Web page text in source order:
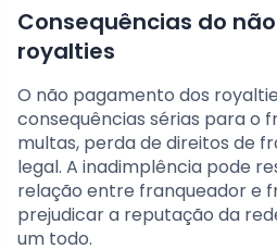
Consequências do
royalties
O não pagamento dos
consequências sérias para o
multas, perda de direitos de
legal. A inadimplência pode
relação entre franqueador e
prejudicar a reputação da
um todo.